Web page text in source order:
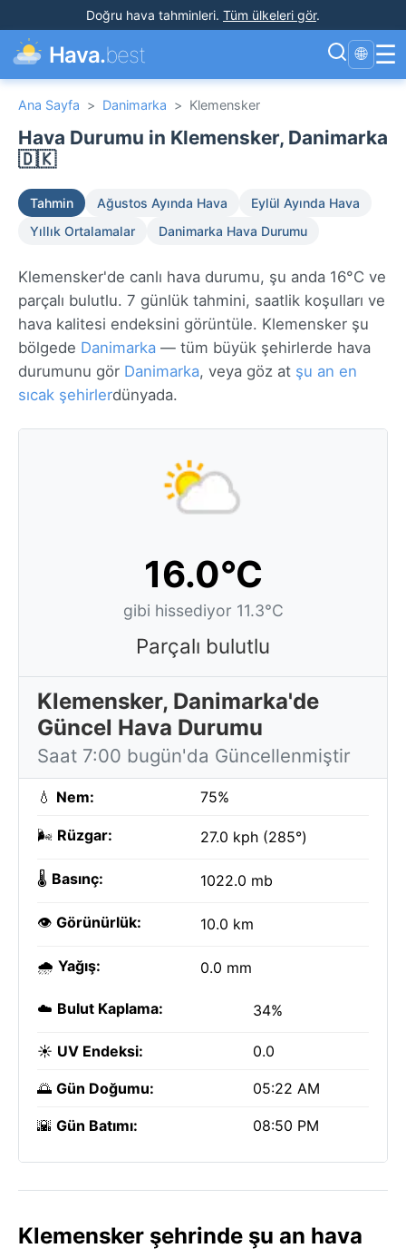
Doğru hava tahminleri. Tüm ülkeleri gör.
Hava.best 🌐 ☰
Ana Sayfa > Danimarka > Klemensker
Hava Durumu in Klemensker, Danimarka
🇩🇰
Tahmin Ağustos Ayında Hava
Eylül Ayında Hava
Yıllık Ortalamalar
Danimarka Hava Durumu
Klemensker'de canlı hava durumu, şu anda 16°C ve
parçalı bulutlu. 7 günlük tahmini, saatlik koşulları ve
hava kalitesi endeksini görüntüle. Klemensker şu
bölgede Danimarka — tüm büyük şehirlerde hava
durumunu gör Danimarka, veya göz at şu an en
sıcak şehirlerdünyada.
16.0°C
gibi hissediyor 11.3°C
Parçalı bulutlu
Klemensker, Danimarka'de
Güncel Hava Durumu
Saat 7:00 bugün'da Güncellenmiştir
💧 Nem: 75%
🌬️ Rüzgar: 27.0 kph (285°)
🌡️ Basınç: 1022.0 mb
👁️ Görünürlük: 10.0 km
🌧️ Yağış: 0.0 mm
☁️ Bulut Kaplama: 34%
☀️ UV Endeksi: 0.0
🌅 Gün Doğumu: 05:22 AM
🌇 Gün Batımı: 08:50 PM
Klemensker şehrinde şu an hava